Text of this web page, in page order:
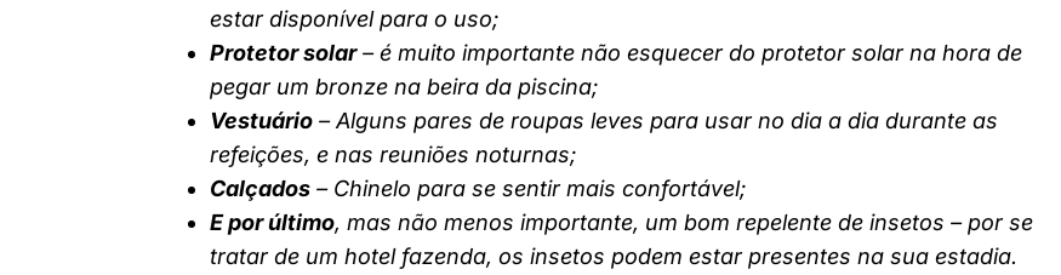
estar disponível para o uso;
Protetor solar– é muito importante não esquecer do protetor solar na hora de
pegar um bronze na beira da piscina;
Vestuário – Alguns pares de roupas leves para usar no dia a dia durante as
refeições, e nas reuniões noturnas;
Calçados – Chinelo para se sentir mais confortável;
E por último, mas não menos importante, um bom repelente de insetos – por se
tratar de um hotel fazenda, os insetos podem estar presentes na sua estadia.